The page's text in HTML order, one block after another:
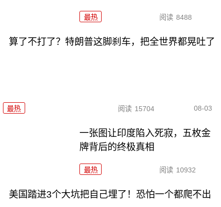
最热 阅读 8488
算了不打了？特朗普这脚刹车，把全世界都晃吐了
最热 阅读 15704 08-03
一张图让印度陷入死寂，五枚金
牌背后的终极真相
最热 阅读 10932
美国踏进3个大坑把自己埋了！恐怕一个都爬不出